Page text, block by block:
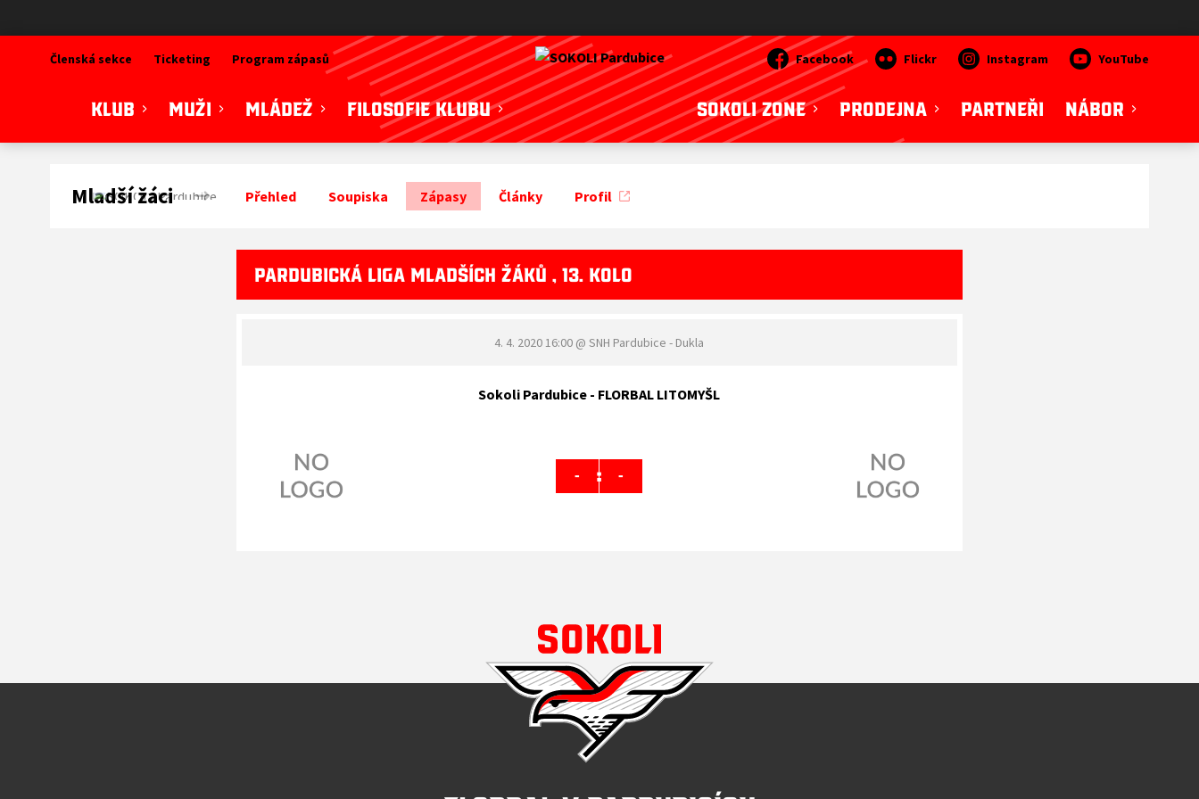
Členská sekce Ticketing Program zápasů Facebook Flickr Instagram YouTube
KLUB MUŽI MLÁDEŽ FILOSOFIE KLUBU SOKOLI ZONE PRODEJNA PARTNEŘI NÁBOR
Mladší žáci Přehled Soupiska Zápasy Články Profil
PARDUBICKÁ LIGA MLADŠÍCH ŽÁKŮ , 13. KOLO
4. 4. 2020 16:00 @ SNH Pardubice - Dukla
Sokoli Pardubice - FLORBAL LITOMYŠL
- : -